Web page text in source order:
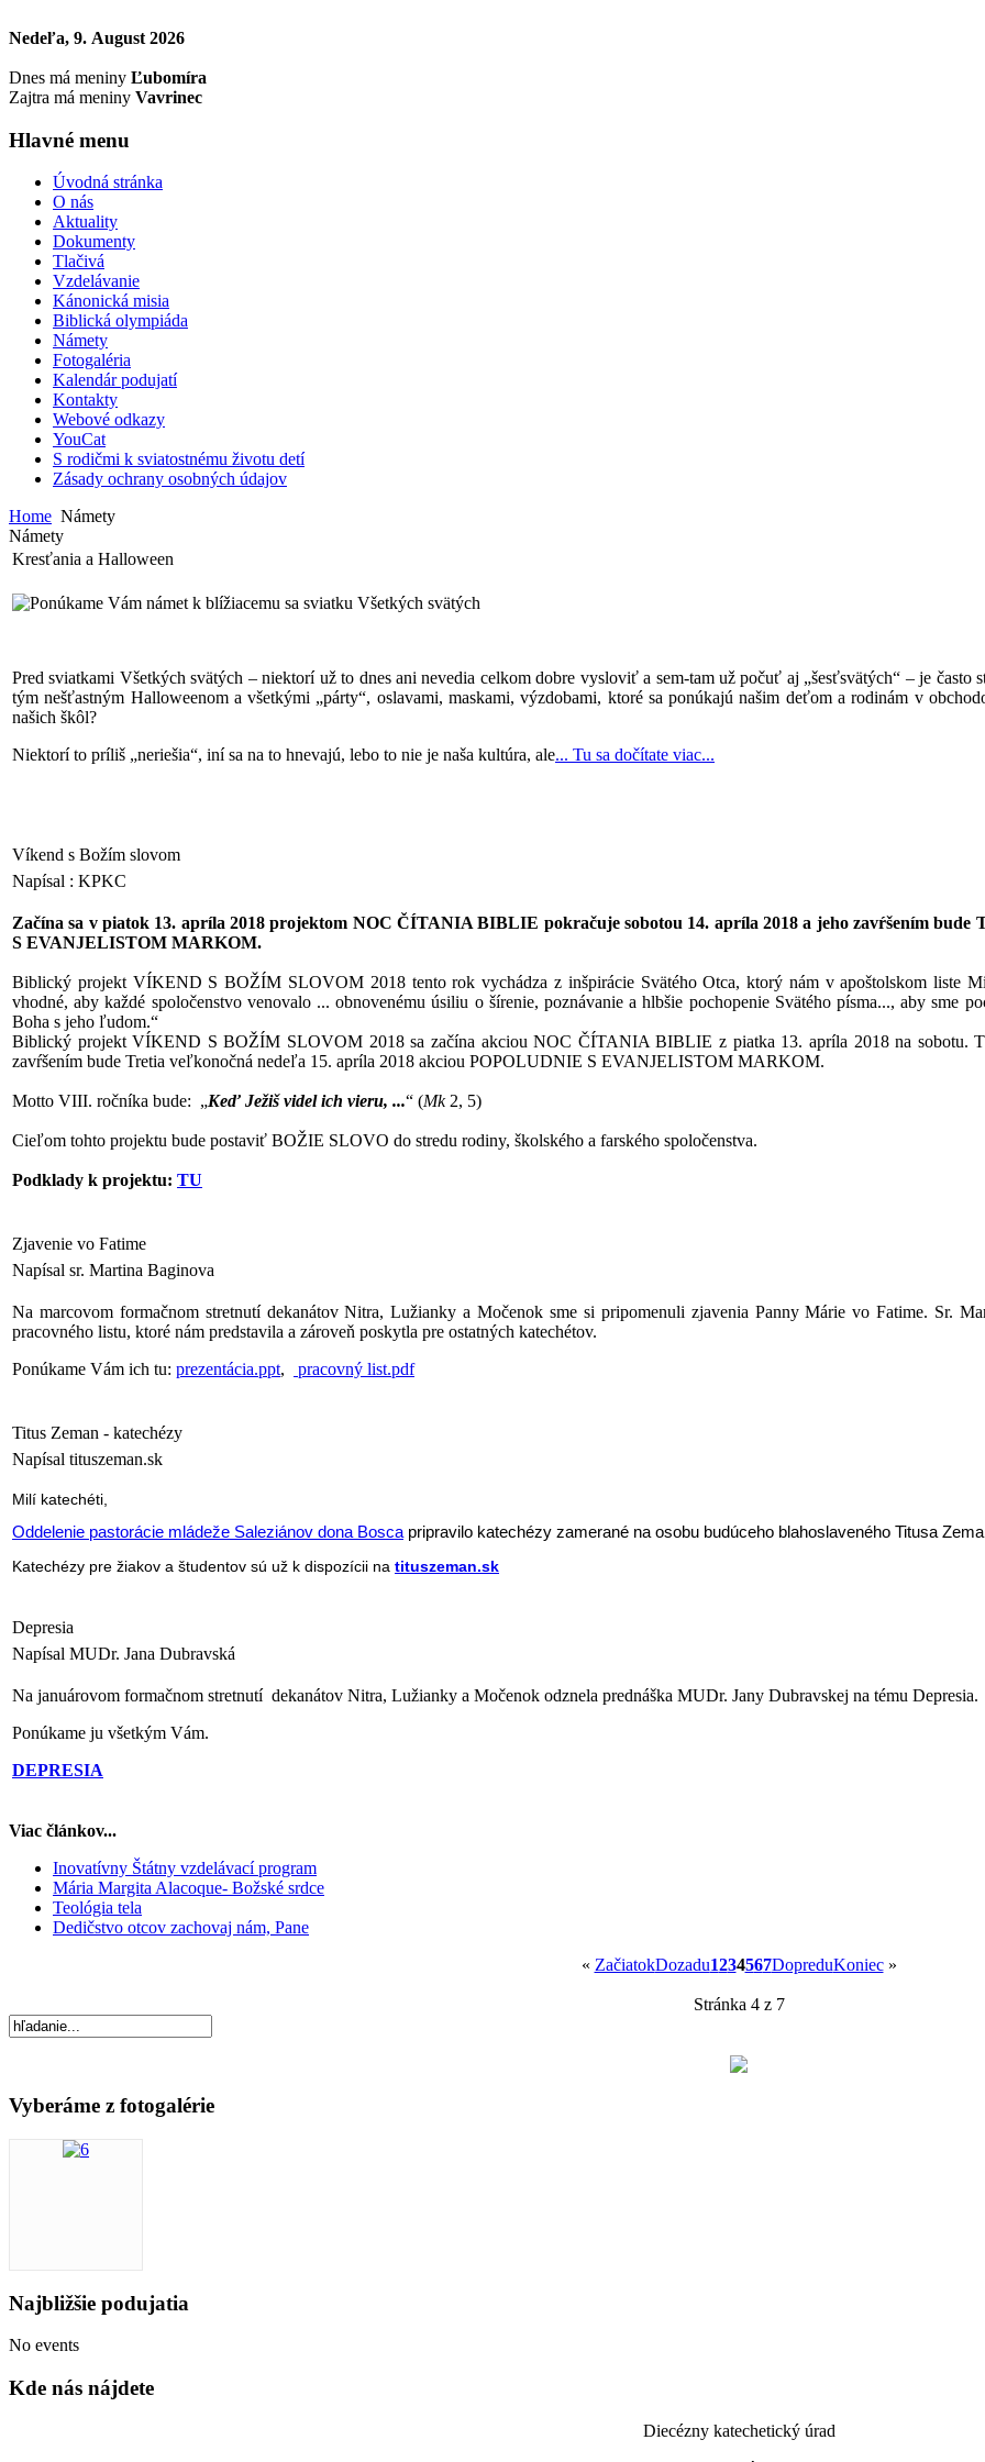
Nedeľa, 9. August 2026
Dnes má meniny Ľubomíra
Zajtra má meniny Vavrinec
Hlavné menu
Úvodná stránka
O nás
Aktuality
Dokumenty
Tlačivá
Vzdelávanie
Kánonická misia
Biblická olympiáda
Námety
Fotogaléria
Kalendár podujatí
Kontakty
Webové odkazy
YouCat
S rodičmi k sviatostnému životu detí
Zásady ochrany osobných údajov
Home Námety
Námety
Kresťania a Halloween
Ponúkame Vám námet k blížiacemu sa sviatku Všetkých svätých
Pred sviatkami Všetkých svätých – niektorí už to dnes ani nevedia celkom dobre vysloviť a sem-tam už počuť aj „šesťsvätých“ – je
tým nešťastným Halloweenom a všetkými „párty“, oslavami, maskami, výzdobami, ktoré sa ponúkajú našim deťom a rodinám v
našich škôl?
Niektorí to príliš „neriešia“, iní sa na to hnevajú, lebo to nie je naša kultúra, ale... Tu sa dočítate viac...
Víkend s Božím slovom
Napísal : KPKC
Začína sa v piatok 13. apríla 2018 projektom NOC ČÍTANIA BIBLIE pokračuje sobotou 14. apríla 2018 a jeho zavŕšením
S EVANJELISTOM MARKOM.
Biblický projekt VÍKEND S BOŽÍM SLOVOM 2018 tento rok vychádza z inšpirácie Svätého Otca, ktorý nám v apoštolskom liste
vhodné, aby každé spoločenstvo venovalo ... obnovenému úsiliu o šírenie, poznávanie a hlbšie pochopenie Svätého písma..., aby sme
Boha s jeho ľudom.“
Biblický projekt VÍKEND S BOŽÍM SLOVOM 2018 sa začína akciou NOC ČÍTANIA BIBLIE z piatka 13. apríla 2018 na sobotu.
zavŕšením bude Tretia veľkonočná nedeľa 15. apríla 2018 akciou POPOLUDNIE S EVANJELISTOM MARKOM.
Motto VIII. ročníka bude: „Keď Ježiš videl ich vieru, ...“ (Mk2, 5)
Cieľom tohto projektu bude postaviť BOŽIE SLOVO do stredu rodiny, školského a farského spoločenstva.
Podklady k projektu: TU
Zjavenie vo Fatime
Napísal sr. Martina Baginova
Na marcovom formačnom stretnutí dekanátov Nitra, Lužianky a Močenok sme si pripomenuli zjavenia Panny Márie vo Fatime. Sr.
pracovného listu, ktoré nám predstavila a zároveň poskytla pre ostatných katechétov.
Ponúkame Vám ich tu: prezentácia.ppt, pracovný list.pdf
Titus Zeman - katechézy
Napísal tituszeman.sk
Milí katechéti,
Oddelenie pastorácie mládeže Saleziánov dona Boscapripravilo katechézy zamerané na osobu budúceho blahoslaveného Titusa
Katechézy pre žiakov a študentov sú už k dispozícii na tituszeman.sk
Depresia
Napísal MUDr. Jana Dubravská
Na januárovom formačnom stretnutí dekanátov Nitra, Lužianky a Močenok odznela prednáška MUDr. Jany Dubravskej na tému Depresia.
Ponúkame ju všetkým Vám.
DEPRESIA
Viac článkov...
Inovatívny Štátny vzdelávací program
Mária Margita Alacoque- Božské srdce
Teológia tela
Dedičstvo otcov zachovaj nám, Pane
« ZačiatokDozadu1234567DopreduKoniec»
Stránka 4 z 7
Vyberáme z fotogalérie
Najbližšie podujatia
No events
Kde nás nájdete
Diecézny katechetický úrad